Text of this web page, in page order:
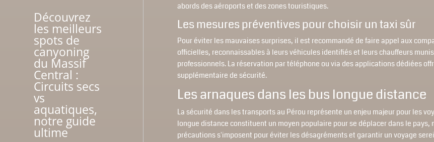
Découvrez
les meilleurs
spots de
canyoning
du Massif
Central :
Circuits secs
vs
aquatiques,
notre guide
ultime
abords des aéroports et des zones touristiques.
Les mesures préventives pour choisir un taxi sûr
Pour éviter les mauvaises surprises, il est recommandé de faire appel aux
officielles, reconnaissables à leurs véhicules identifiés et leurs chauffeurs
professionnels. La réservation par téléphone ou via des applications dédiées
supplémentaire de sécurité.
Les arnaques dans les bus longue distance
La sécurité dans les transports au Pérou représente un enjeu majeur pour les
longue distance constituent un moyen populaire pour se déplacer dans le pays,
précautions s'imposent pour éviter les désagréments et garantir un voyage